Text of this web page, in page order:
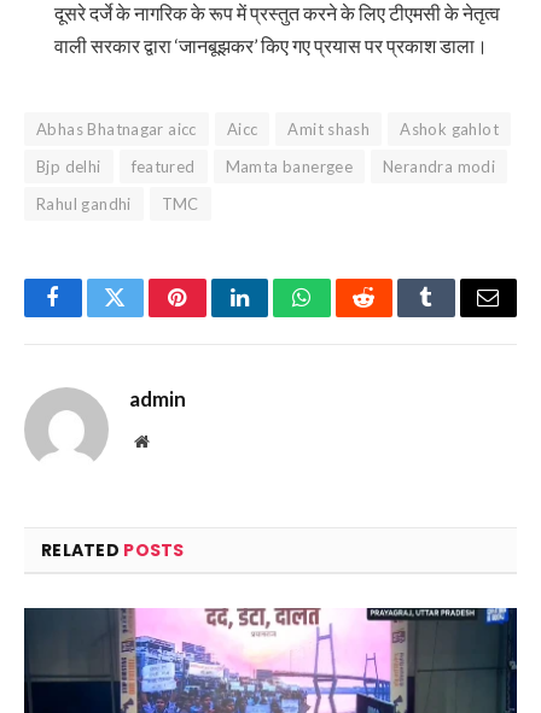
दूसरे दर्जे के नागरिक के रूप में प्रस्तुत करने के लिए टीएमसी के नेतृत्व
वाली सरकार द्वारा ‘जानबूझकर’ किए गए प्रयास पर प्रकाश डाला।
Abhas Bhatnagar aicc Aicc Amit shash
Ashok gahlot
Bjp delhi
featured Mamta banergee
Nerandra modi
Rahul gandhi
TMC
FacebookTwitterPinterestLinkedInWhatsAppRedditTumblrEmail
admin
Website
RELATED POSTS